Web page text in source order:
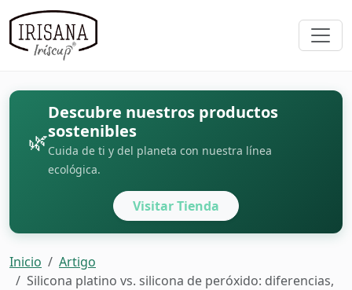
🌿
Descubre nuestros productos
sostenibles
Cuida de ti y del planeta con nuestra línea
ecológica.
Visitar Tienda
Inicio
Artigo
Silicona platino vs. silicona de peróxido: diferencias,